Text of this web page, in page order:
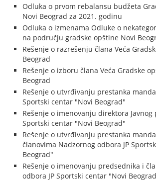
Odluka o prvom rebalansu budžeta
Novi Beograd za 2021. godinu
Odluka o izmenama Odluke o
na području gradske opštine Novi
Rešenje o razrešenju člana Veća
Beograd
Rešenje o izboru člana Veća Gradske
Beograd
Rešenje o utvrđivanju prestanka
Sportski centar "Novi Beograd"
Rešenje o imenovanju direktora Javnog
Sportski centar "Novi Beograd"
Rešenje o utvrđivanju prestanka
članovima Nadzornog odbora JP
Beograd"
Rešenje o imenovanju predsednika i
odbora JP Sportski centar "Novi